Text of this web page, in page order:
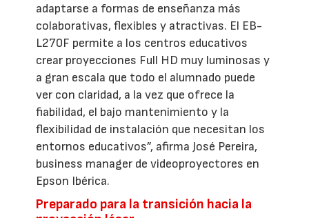
adaptarse a formas de enseñanza más
colaborativas, flexibles y atractivas. El EB-
L270F permite a los centros educativos
crear proyecciones Full HD muy luminosas y
a gran escala que todo el alumnado puede
ver con claridad, a la vez que ofrece la
fiabilidad, el bajo mantenimiento y la
flexibilidad de instalación que necesitan los
entornos educativos”, afirma José Pereira,
business manager de videoproyectores en
Epson Ibérica.
Preparado para la transición hacia la